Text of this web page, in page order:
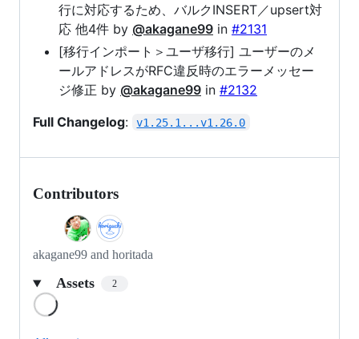
行に対応するため、バルクINSERT／upsert対
応 他4件 by @akagane99 in #2131
[移行インポート＞ユーザ移行] ユーザーのメ
ールアドレスがRFC違反時のエラーメッセー
ジ修正 by @akagane99 in #2132
Full Changelog: v1.25.1...v1.26.0
Contributors
akagane99 and horitada
Assets 2